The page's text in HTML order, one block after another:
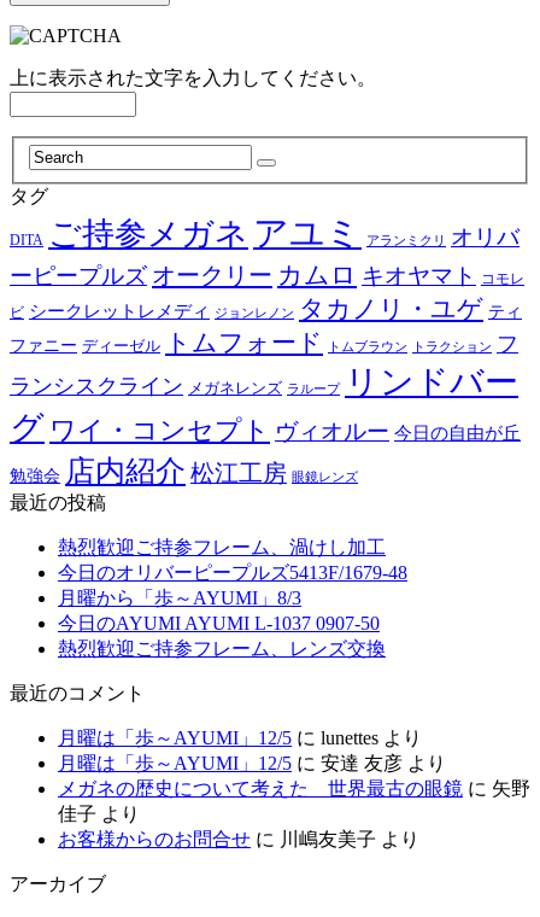
上に表示された文字を入力してください。
タグ
DITA ご持参メガネ アユミ アランミクリ
オリバ
ーピープルズ オークリー カムロ キオヤマト
コモレ
ビ シークレットレメディ ジョンレノン タカノリ・ユゲ ティ
ファニー ディーゼル トムフォード トムブラウン トラクション フ
ランシスクライン メガネレンズ ラループ
リンドバー
グ ワイ・コンセプト ヴィオルー 今日の自由が丘
勉強会 店内紹介 松江工房 眼鏡レンズ
最近の投稿
熱烈歓迎ご持参フレーム、渦けし加工
今日のオリバーピープルズ5413F/1679-48
月曜から「歩～AYUMI」8/3
今日のAYUMI AYUMI L-1037 0907-50
熱烈歓迎ご持参フレーム、レンズ交換
最近のコメント
月曜は「歩～AYUMI」12/5 に lunettes より
月曜は「歩～AYUMI」12/5 に 安達 友彦 より
メガネの歴史について考えた 世界最古の眼鏡 に 矢野
佳子 より
お客様からのお問合せ に 川嶋友美子 より
アーカイブ